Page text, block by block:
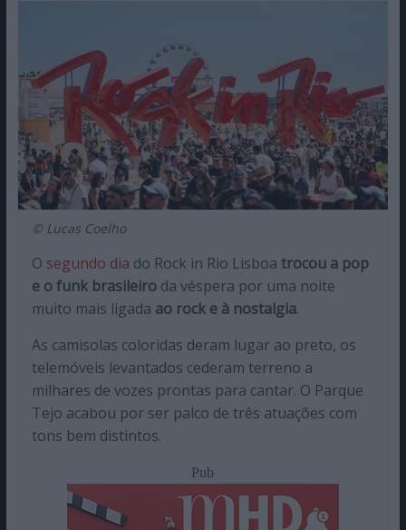
© Lucas Coelho
O segundo dia do Rock in Rio Lisboa trocou a pop
e o funk brasileiroda véspera por uma noite
muito mais ligada ao rock e à nostalgia.
As camisolas coloridas deram lugar ao preto, os
telemóveis levantados cederam terreno a
milhares de vozes prontas para cantar. O Parque
Tejo acabou por ser palco de três atuações com
tons bem distintos.
Pub